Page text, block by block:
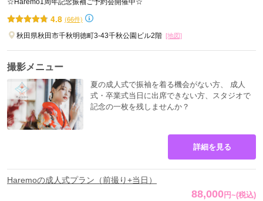
☆Haremo1周年記念振袖ご予約会開催中☆
4.8 (66件)
秋田県秋田市千秋明徳町3-43千秋公園ビル2階 [地図]
撮影メニュー
夏の成人式で振袖を着る機会がない方、 成人
式・卒業式当日に出席できない方、スタジオで
記念の一枚を残しませんか？
詳細を見る
Haremoの成人式プラン（前撮り+当日）
88,000 円~(税込)